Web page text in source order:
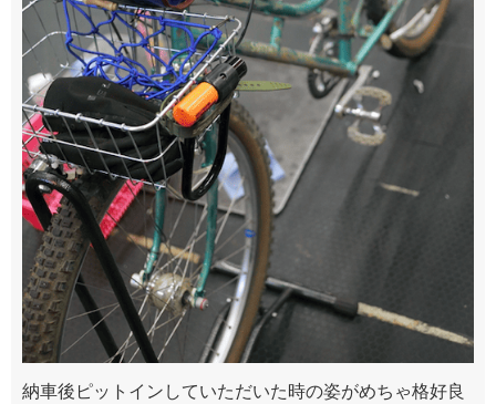
納車後ピットインしていただいた時の姿がめちゃ格好良